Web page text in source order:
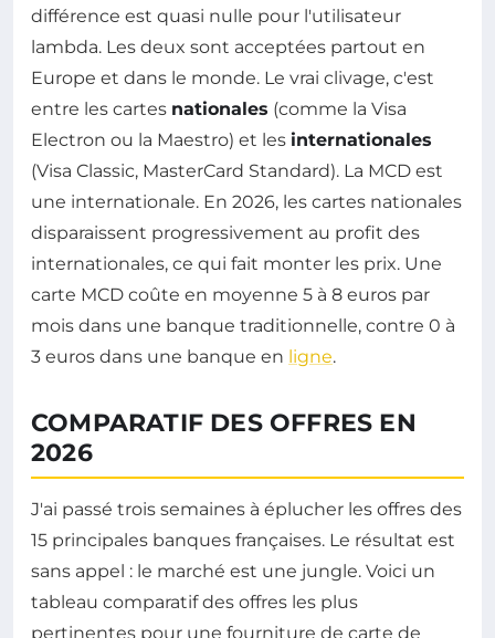
différence est quasi nulle pour l'utilisateur
lambda. Les deux sont acceptées partout en
Europe et dans le monde. Le vrai clivage, c'est
entre les cartes nationales (comme la Visa
Electron ou la Maestro) et les internationales
(Visa Classic, MasterCard Standard). La MCD est
une internationale. En 2026, les cartes nationales
disparaissent progressivement au profit des
internationales, ce qui fait monter les prix. Une
carte MCD coûte en moyenne 5 à 8 euros par
mois dans une banque traditionnelle, contre 0 à
3 euros dans une banque en ligne.
COMPARATIF DES OFFRES EN
2026
J'ai passé trois semaines à éplucher les offres des
15 principales banques françaises. Le résultat est
sans appel : le marché est une jungle. Voici un
tableau comparatif des offres les plus
pertinentes pour une fourniture de carte de